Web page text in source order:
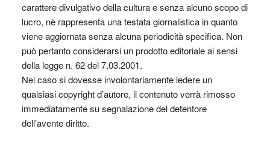
carattere divulgativo della cultura e senza alcuno scopo di
lucro, nè rappresenta una testata giornalistica in quanto
viene aggiornata senza alcuna periodicità specifica. Non
può pertanto considerarsi un prodotto editoriale ai sensi
della legge n. 62 del 7.03.2001.
Nel caso si dovesse involontariamente ledere un
qualsiasi copyright d’autore, il contenuto verrà rimosso
immediatamente su segnalazione del detentore
dell’avente diritto.